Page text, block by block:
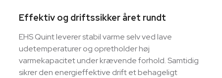
Effektiv og driftssikker året rundt
EHS Quint leverer stabil varme selv ved lave
udetemperaturer og opretholder høj
varmekapacitet under krævende forhold. Samtidig
sikrer den energieffektive drift et behageligt